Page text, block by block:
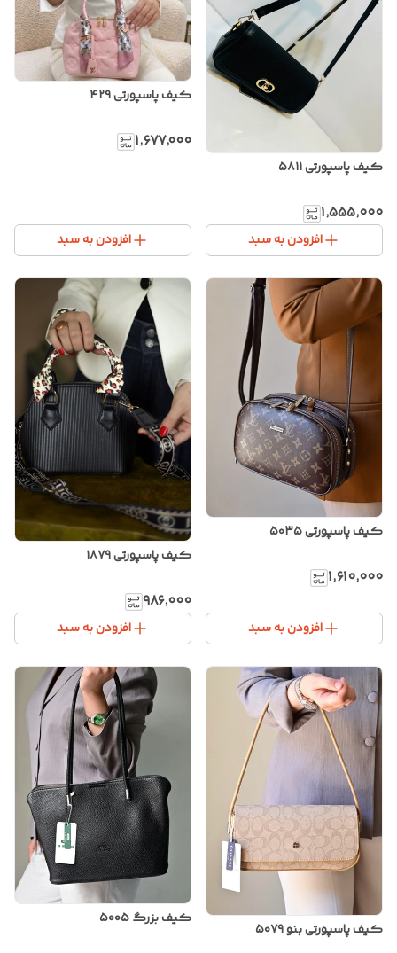
کیف پاسپورتی ۵۸۱۱
۱٬۵۵۵٬۰۰۰
افزودن به سبد
کیف پاسپورتی ۴۲۹
۱٬۶۷۷٬۰۰۰
افزودن به سبد
کیف پاسپورتی ۵۰۳۵
۱٬۶۱۰٬۰۰۰
افزودن به سبد
کیف پاسپورتی ۱۸۷۹
۹۸۶٬۰۰۰
افزودن به سبد
کیف پاسپورتی بنو ۵۰۷۹
کیف بزرگ ۵۰۰۵